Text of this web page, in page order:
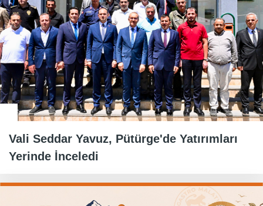
Vali Seddar Yavuz, Pütürge'de Yatırımları
Yerinde İnceledi